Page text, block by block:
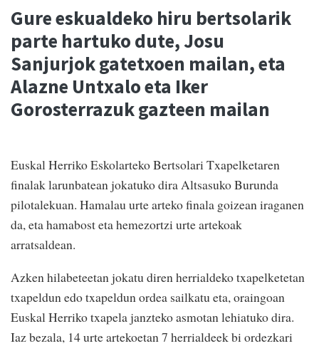
Gure eskualdeko hiru bertsolarik
parte hartuko dute, Josu
Sanjurjok gatetxoen mailan, eta
Alazne Untxalo eta Iker
Gorosterrazuk gazteen mailan
Euskal Herriko Eskolarteko Bertsolari Txapelketaren
finalak larunbatean jokatuko dira Altsasuko Burunda
pilotalekuan. Hamalau urte arteko finala goizean iraganen
da, eta hamabost eta hemezortzi urte artekoak
arratsaldean.
Azken hilabeteetan jokatu diren herrialdeko txapelketetan
txapeldun edo txapeldun ordea sailkatu eta, oraingoan
Euskal Herriko txapela janzteko asmotan lehiatuko dira.
Iaz bezala, 14 urte artekoetan 7 herrialdeek bi ordezkari